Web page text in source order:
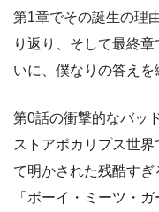
第1章でその誕生の理
り返り、そして最終
いに、僕なりの答えを
第0話の衝撃的なバッ
ストアポカリプス世
て明かされた残酷す
「ボーイ・ミーツ・